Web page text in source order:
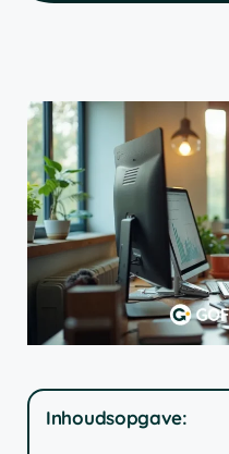
Inhoudsopgave: